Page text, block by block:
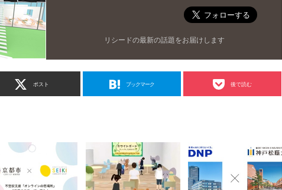
リシードの最新の話題をお届けします
ポスト ブックマーク 後で読む